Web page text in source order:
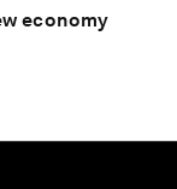
economy